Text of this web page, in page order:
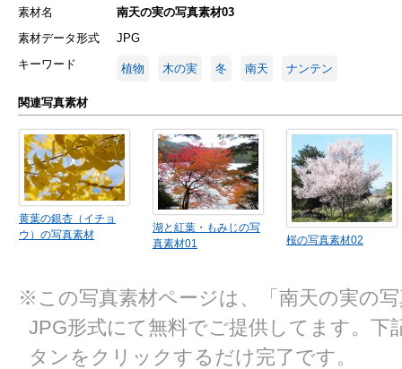
素材名
南天の実の写真素材03
素材データ形式
JPG
キーワード
植物 木の実 冬 南天 ナンテン
関連写真素材
黄葉の銀杏（イチョ
ウ）の写真素材
湖と紅葉・もみじの写
真素材01
桜の写真素材02
※この写真素材ページは、「南天の実の
JPG形式にて無料でご提供してます。下
タンをクリックするだけ完了です。